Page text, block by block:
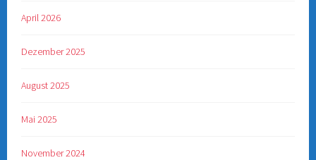
April 2026
Dezember 2025
August 2025
Mai 2025
November 2024